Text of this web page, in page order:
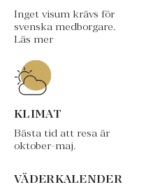
Inget visum krävs för
svenska medborgare.
Läs mer
KLIMAT
Bästa tid att resa är
oktober-maj.
VÄDERKALENDER